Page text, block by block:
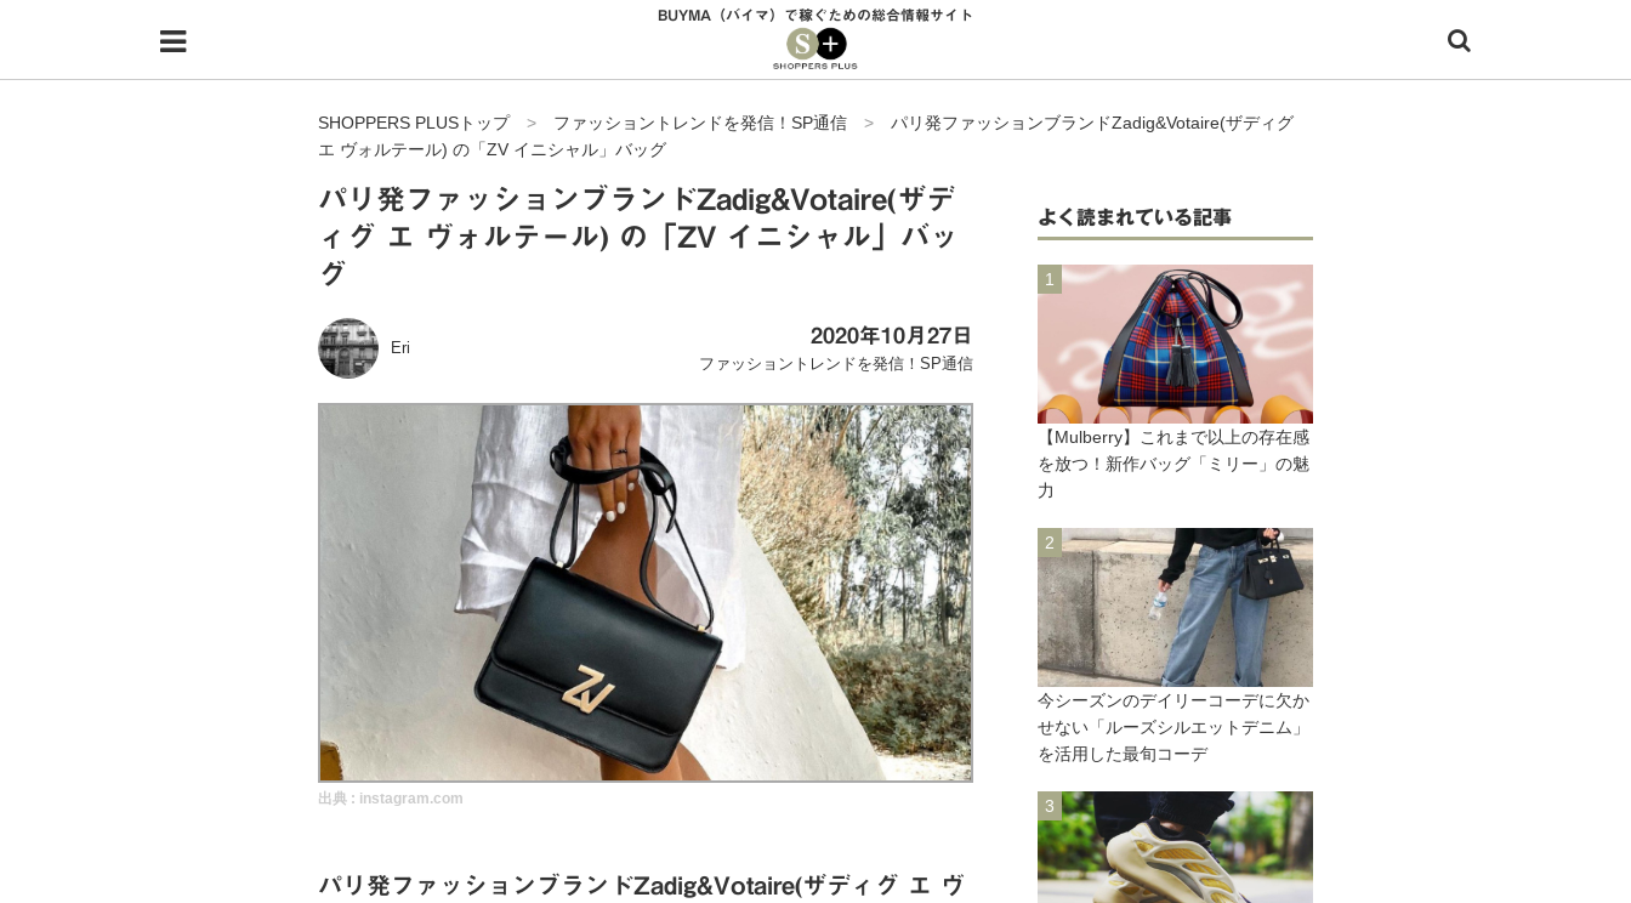
HOME
無在庫で自由気ままに稼ぐ！バイマ実践記
BUYMA（バイマ）で稼ぐための総合情報サイト
SHOPPERS PLUSトップ> ファッショントレンドを発信！SP通信 > パリ発ファッションブランドZadig&Votaire(ザディグ
エ ヴォルテール) の「ZV イニシャル」バッグ
パリ発ファッションブランドZadig&Votaire(ザデ
ィグ エ ヴォルテール) の「ZV イニシャル」バッ
グ
Eri
2020年10月27日
ファッショントレンドを発信！SP通信
出典 : instagram.com
パリ発ファッションブランドZadig&Votaire(ザディグ エ ヴ
よく読まれている記事
【Mulberry】これまで以上の存在感
を放つ！新作バッグ「ミリー」の魅
力
今シーズンのデイリーコーデに欠か
せない「ルーズシルエットデニム」
を活用した最旬コーデ